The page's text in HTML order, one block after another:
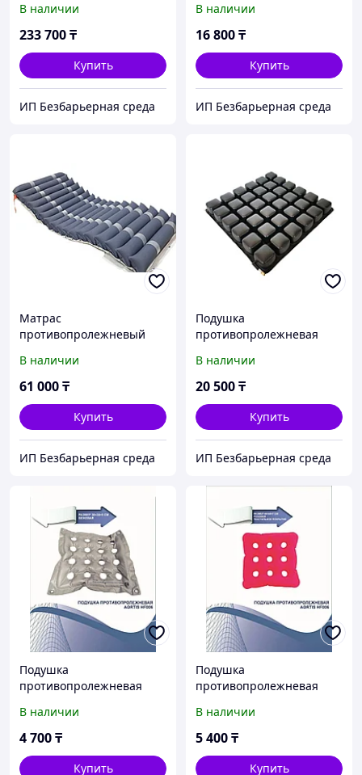
плотности Density 475
FRESH (Pardo, Испания)
В наличии
233 700₸
Купить
ИП Безбарьерная среда
В наличии
16 800₸
Купить
ИП Безбарьерная среда
Матрас
противопролежневый
M22LPS
В наличии
61 000₸
Купить
ИП Безбарьерная среда
Подушка
противопролежневая
В наличии
20 500₸
Купить
ИП Безбарьерная среда
Подушка
противопролежневая
В наличии
4 700₸
Купить
Подушка
противопролежневая
В наличии
5 400₸
Купить